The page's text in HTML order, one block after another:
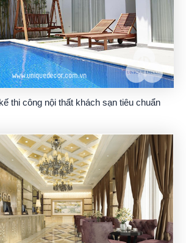
thi công nội thất khách sạn tiêu chuẩn